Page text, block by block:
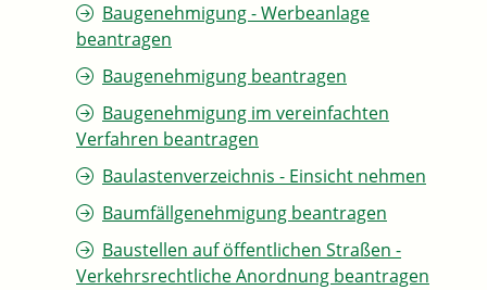
Baugenehmigung - Werbeanlage
beantragen
Baugenehmigung beantragen
Baugenehmigung im vereinfachten
Verfahren beantragen
Baulastenverzeichnis - Einsicht nehmen
Baumfällgenehmigung beantragen
Baustellen auf öffentlichen Straßen -
Verkehrsrechtliche Anordnung beantragen